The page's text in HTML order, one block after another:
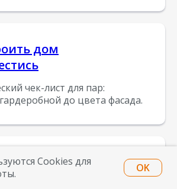
дом
чек-лист для пар:
до цвета фасада.
метры
Cookies для
OK